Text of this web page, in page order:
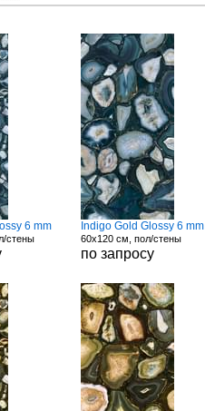
6 mm
стены
Indigo Gold Glossy 6 mm
60x120 см, пол/стены
по запросу